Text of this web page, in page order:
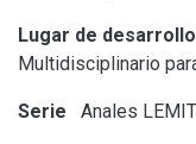
Lugar de desarrollo
Multidisciplinario
Serie Anales LEMIT